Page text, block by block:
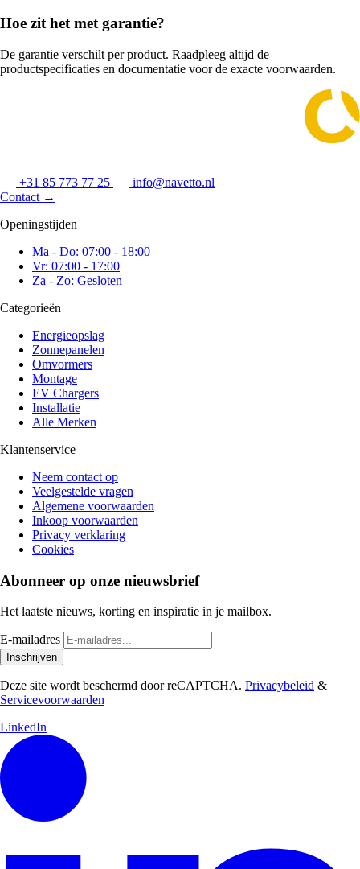
Hoe zit het met garantie?
De garantie verschilt per product. Raadpleeg altijd de
productspecificaties en documentatie voor de exacte voorwaarden.
+31 85 773 77 25
info@navetto.nl
Contact →
Openingstijden
Ma - Do: 07:00 - 18:00
Vr: 07:00 - 17:00
Za - Zo: Gesloten
Categorieën
Energieopslag
Zonnepanelen
Omvormers
Montage
EV Chargers
Installatie
Alle Merken
Klantenservice
Neem contact op
Veelgestelde vragen
Algemene voorwaarden
Inkoop voorwaarden
Privacy verklaring
Cookies
Abonneer op onze nieuwsbrief
Het laatste nieuws, korting en inspiratie in je mailbox.
E-mailadres
Inschrijven
Deze site wordt beschermd door reCAPTCHA. Privacybeleid &
Servicevoorwaarden
LinkedIn